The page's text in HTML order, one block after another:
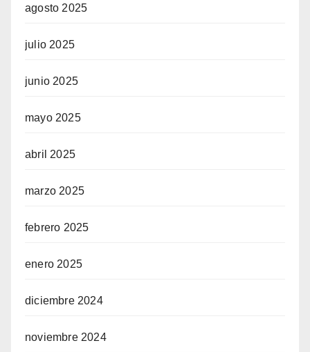
agosto 2025
julio 2025
junio 2025
mayo 2025
abril 2025
marzo 2025
febrero 2025
enero 2025
diciembre 2024
noviembre 2024